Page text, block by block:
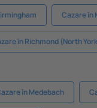
Cazare în
în Richmond (North
în Medebach